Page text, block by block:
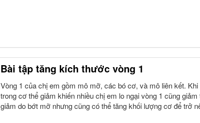
Bài tập tăng kích thước vòng 1
Vòng 1 của chị em gồm mô mỡ, các bó cơ, và mô liên kết.
trong cơ thể giảm khiến nhiều chị em lo ngại vòng 1 cũng
giảm do bớt mỡ nhưng cũng có thể tăng khối lượng cơ để trở